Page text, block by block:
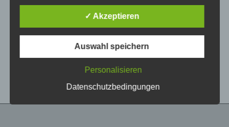
19×8,5 ET40 5×112
450,00€ *
19×8 ET40 5×112
Double Tinted Black
425,00€ *
Bewertet
von
5
Personenbezogene Daten sind alle
identifizierbare natürliche Person (im Folgenden
wird eine natürliche Person angesehen, die
✓ Akzeptieren
Auswahl speichern
Personalisieren
Datenschutzbedingungen